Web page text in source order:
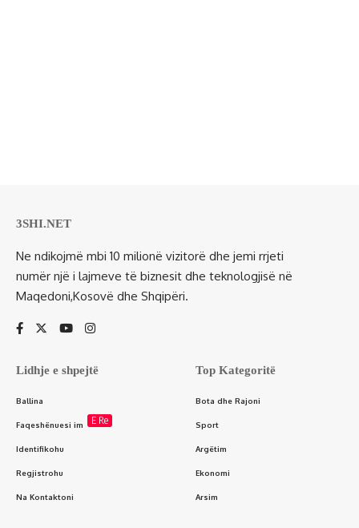
3SHI.NET
Ne ndikojmë mbi 10 milionë vizitorë dhe jemi rrjeti
numër një i lajmeve të biznesit dhe teknologjisë në
Maqedoni,Kosovë dhe Shqipëri.
Lidhje e shpejtë
Ballina
Faqeshënuesi im E Re
Identifikohu
Regjistrohu
Na Kontaktoni
Top Kategoritë
Bota dhe Rajoni
Sport
Argëtim
Ekonomi
Arsim